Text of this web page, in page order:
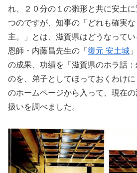
れ、２０分の１の雛形と共に安土
つのですが、知事の「どれも確実
主。」とは、滋賀県はどうなってい
恩師・内藤昌先生の「 復元 安土城
の成果、功績を「滋賀県のホラ話
のを、弟子としてほっておくわけ
のホームページから入って、現在
扱いを調べました。